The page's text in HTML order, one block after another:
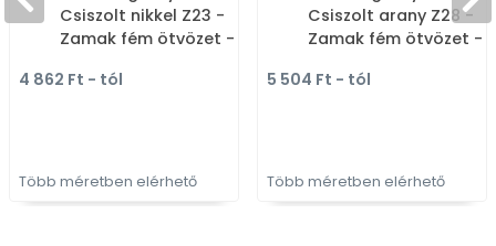
Csiszolt nikkel Z23 -
Zamak fém ötvözet -
fém bútorfogantyú
4 862 Ft - tól
Több méretben elérhető
Csiszolt arany Z28 -
Zamak fém ötvözet -
színes fém
5 504 Ft - tól
Több méretben elérhető